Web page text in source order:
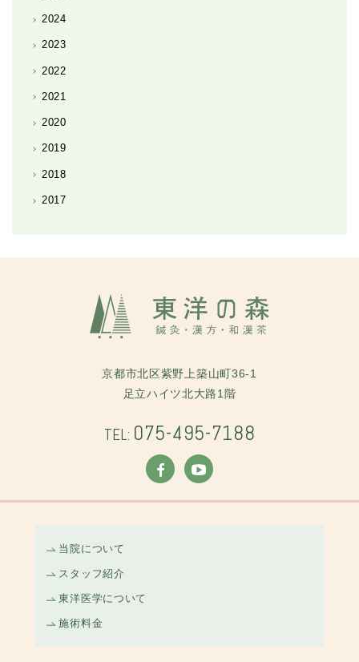
2024
2023
2022
2021
2020
2019
2018
2017
京都市北区紫野上築山町36-1
足立ハイツ北大路1階
TEL: 075-495-7188
当院について
スタッフ紹介
東洋医学について
施術料金